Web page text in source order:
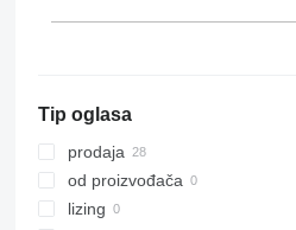
Tip oglasa
prodaja
od proizvođača
lizing